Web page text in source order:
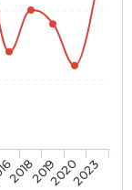
2018201920202023